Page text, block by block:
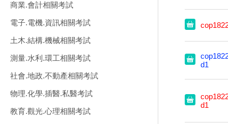
商業.會計相關考試
電子.電機.資訊相關考試
土木.結構.機械相關考試
測量.水利.環工相關考試
社會.地政.不動產相關考試
物理.化學.插醫.私醫考試
教育.觀光.心理相關考試
d1
d1